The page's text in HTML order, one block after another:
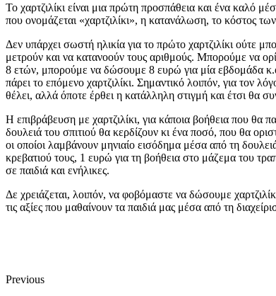
Το χαρτζιλίκι είναι μια πρώτη προσπάθεια και ένα καλό
που ονομάζεται «χαρτζιλίκι», η κατανάλωση, το κόστος
Δεν υπάρχει σωστή ηλικία για το πρώτο χαρτζιλίκι ούτε
μετρούν και να κατανοούν τους αριθμούς. Μπορούμε να
8 ετών, μπορούμε να δώσουμε 8 ευρώ για μία εβδομάδα
πάρει το επόμενο χαρτζιλίκι. Σημαντικό λοιπόν, για τον
θέλει, αλλά όποτε έρθει η κατάλληλη στιγμή και έτσι θα
Η επιβράβευση με χαρτζιλίκι, για κάποια βοήθεια που θα
δουλειά του σπιτιού θα κερδίζουν κι ένα ποσό, που θα
οι οποίοι λαμβάνουν μηνιαίο εισόδημα μέσα από τη
κρεβατιού τους, 1 ευρώ για τη βοήθεια στο μάζεμα του
σε παιδιά και ενήλικες.
Δε χρειάζεται, λοιπόν, να φοβόμαστε να δώσουμε
τις αξίες που μαθαίνουν τα παιδιά μας μέσα από τη
Previous